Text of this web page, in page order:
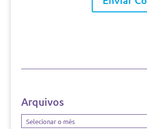
Arquivos
Arquivos